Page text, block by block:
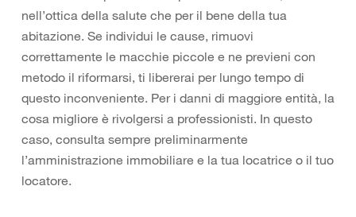
nell’ottica della salute che per il bene della tua
abitazione. Se individui le cause, rimuovi
correttamente le macchie piccole e ne previeni con
metodo il riformarsi, ti libererai per lungo tempo di
questo inconveniente. Per i danni di maggiore entità, la
cosa migliore è rivolgersi a professionisti. In questo
caso, consulta sempre preliminarmente
l’amministrazione immobiliare e la tua locatrice o il tuo
locatore.